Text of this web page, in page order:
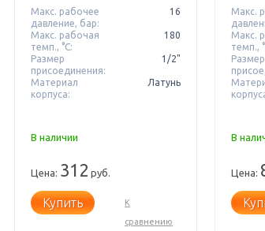
Макс. рабочее
давление, бар:
16
Макс. рабочая
темп., °С:
180
Размер
присоединения:
1/2"
Материал
корпуса:
Латунь
В наличии
Цена: 312 руб.
Купить
К
сравнению
Макс.
Макс.
темп.,
Размер
В
Цена: